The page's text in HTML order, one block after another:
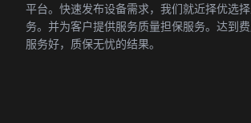
平台。快速发布设备需求，我们就近择优选
务。并为客户提供服务质量担保服务。达到费
服务好，质保无忧的结果。